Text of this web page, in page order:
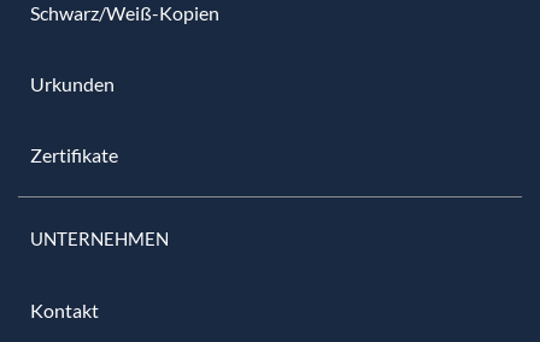
Schwarz/Weiß-Kopien
Urkunden
Zertifikate
UNTERNEHMEN
Kontakt